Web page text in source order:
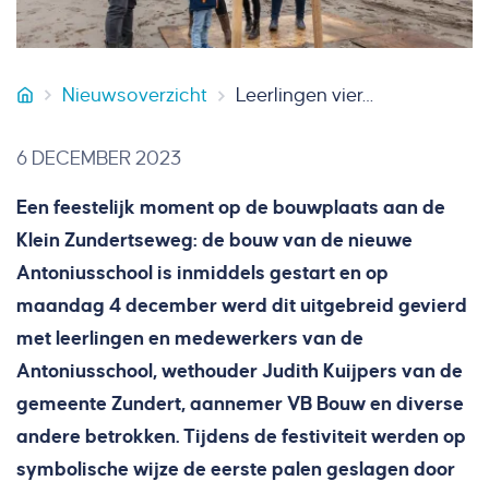
VB Bouw
Nieuwsoverzicht Leerlingen vieren start bouw Antoniusschool
6 DECEMBER 2023
Een feestelijk moment op de bouwplaats aan de
Klein Zundertseweg: de bouw van de nieuwe
Antoniusschool is inmiddels gestart en op
maandag 4 december werd dit uitgebreid gevierd
met leerlingen en medewerkers van de
Antoniusschool, wethouder Judith Kuijpers van de
gemeente Zundert, aannemer VB Bouw en diverse
andere betrokken. Tijdens de festiviteit werden op
symbolische wijze de eerste palen geslagen door